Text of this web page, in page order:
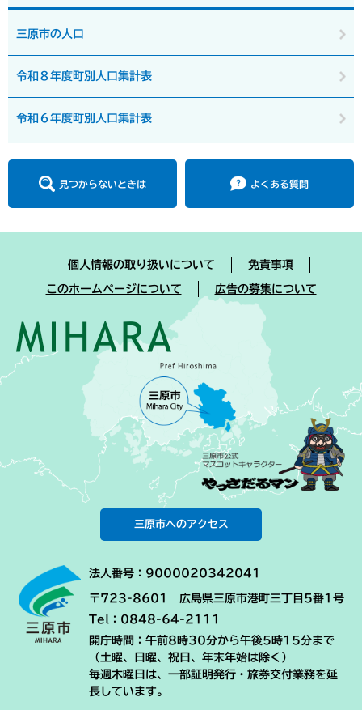
三原市の人口
令和８年度町別人口集計表
令和６年度町別人口集計表
見つからないときは よくある質問
個人情報の取り扱いについて 免責事項
このホームページについて 広告の募集について
三原市へのアクセス
法人番号：9000020342041
〒723-8601 広島県三原市港町三丁目5番1号
Tel：0848-64-2111
開庁時間：午前8時30分から午後5時15分まで
（土曜、日曜、祝日、年末年始は除く）
毎週木曜日は、一部証明発行・旅券交付業務を延
長しています。